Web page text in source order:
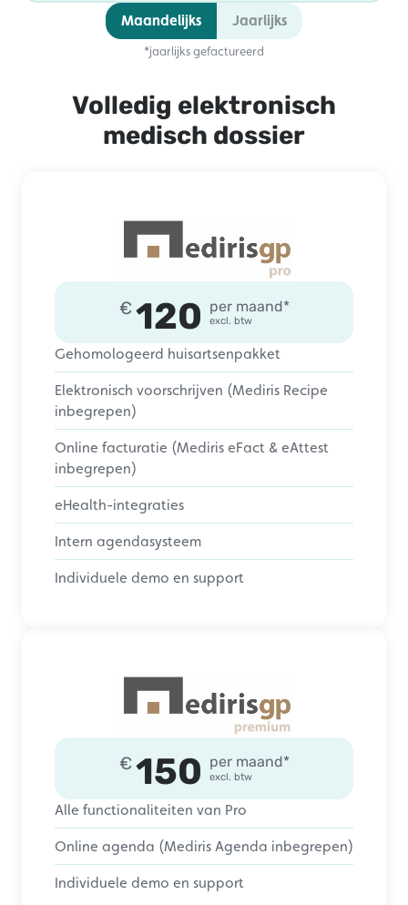
Maandelijks Jaarlijks
*jaarlijks gefactureerd
Volledig elektronisch
medisch dossier
€ 120 per maand*
excl. btw
Gehomologeerd huisartsenpakket
Elektronisch voorschrijven (Mediris Recipe
inbegrepen)
Online facturatie (Mediris eFact & eAttest
inbegrepen)
eHealth-integraties
Intern agendasysteem
Individuele demo en support
€ 150 per maand*
excl. btw
Alle functionaliteiten van Pro
Online agenda (Mediris Agenda inbegrepen)
Individuele demo en support